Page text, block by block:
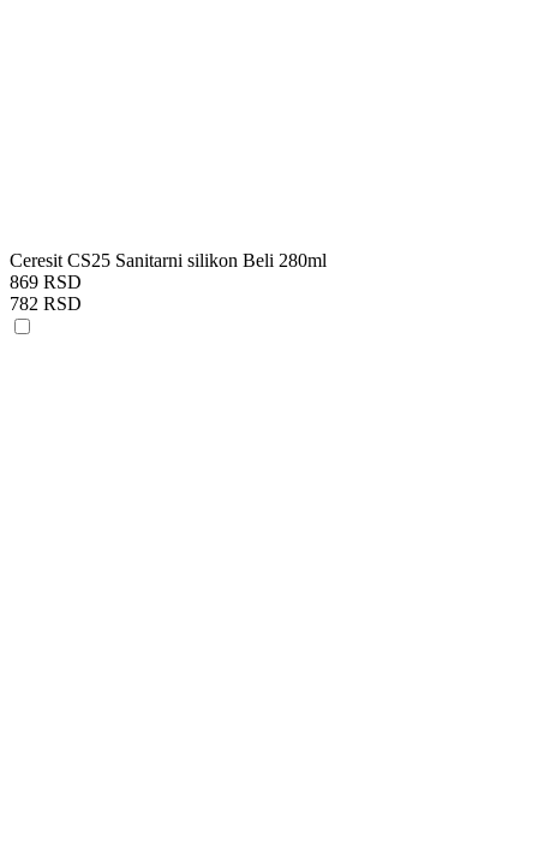
Ceresit CS25 Sanitarni silikon Beli 280ml
869 RSD
782 RSD